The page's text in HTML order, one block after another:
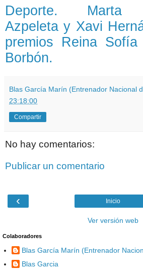
Deporte. Marta
Azpeleta y Xavi
premios Reina
Borbón.
Blas García Marín (Entrenador Nacional
23:18:00
Compartir
No hay comentarios:
Publicar un comentario
‹ Inicio
Ver versión web
Colaboradores
Blas García Marín (Entrenador
Blas Garcia